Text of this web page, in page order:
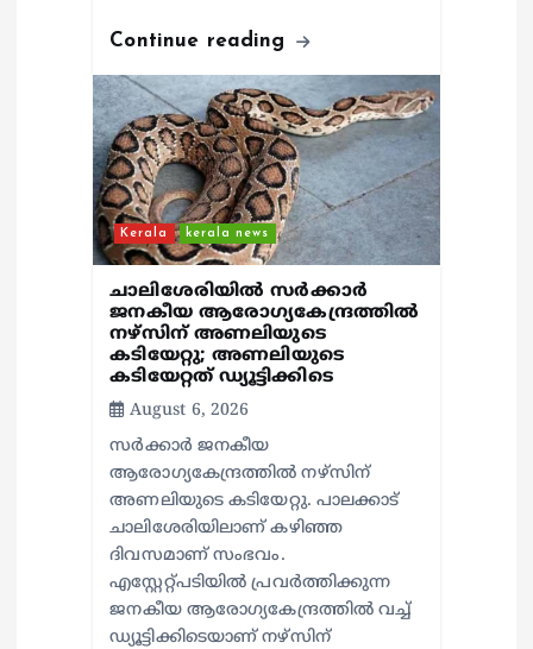
Continue reading
Kerala kerala news
ചാലിശേരിയില്‍ സര്‍ക്കാര്‍
ജനകീയ ആരോഗ്യകേന്ദ്രത്തില്‍
നഴ്സിന് അണലിയുടെ
കടിയേറ്റു; അണലിയുടെ
കടിയേറ്റത് ഡ്യൂട്ടിക്കിടെ
August 6, 2026
സര്‍ക്കാര്‍ ജനകീയ
ആരോഗ്യകേന്ദ്രത്തില്‍ നഴ്സിന്
അണലിയുടെ കടിയേറ്റു. പാലക്കാട്
ചാലിശേരിയിലാണ് കഴിഞ്ഞ
ദിവസമാണ് സംഭവം.
എസ്റ്റേറ്റ്പടിയില്‍ പ്രവര്‍ത്തിക്കുന്ന
ജനകീയ ആരോഗ്യകേന്ദ്രത്തില്‍ വച്ച്
ഡ്യൂട്ടിക്കിടെയാണ് നഴ്സിന്